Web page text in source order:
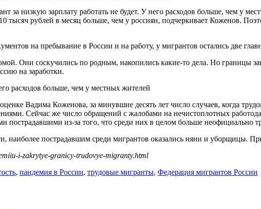
за низкую зарплату работать не будет. У него расходов больше, чем у
тысяч рублей в месяц больше, чем у россиян, подчеркивает Коженов.
на пребывание в России и на работу, у мигрантов остались две
Они соскучились по родным, накопились какие-то дела. Но границы
на заработки.
расходов больше, чем у местных жителей
Вадима Коженова, за минувшие десять лет число случаев, когда
Сейчас же число обращений с жалобами на нечистоплотных
пострадавшими из-за того, что среди них в целом больше неофициально
наиболее пострадавшим среди мигрантов оказались няни и уборщицы.
i-zakrytye-granicy-trudovye-migranty.html
, пандемия в России, трудовые мигранты, Федерация мигрантов России